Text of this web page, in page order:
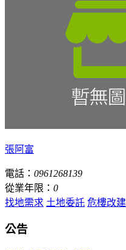
張阿富
電話： 0961268139
從業年限： 0
找地需求 土地委託 危樓改建
公告